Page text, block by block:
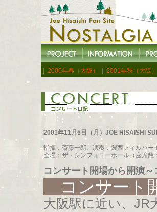
2000年春（大阪） 2001年秋（大阪）
2001年11月5日（月）JOE HISAISHI
指揮：斎藤一郎、演奏：関西フィルハ
会場：ザ・シンフォニーホール（座席
コンサート開場から開演
コンサート
大阪駅に近い、JR